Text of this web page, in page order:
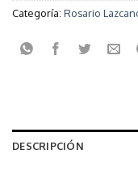
Categoría: Rosario
DESCRIPCIÓN